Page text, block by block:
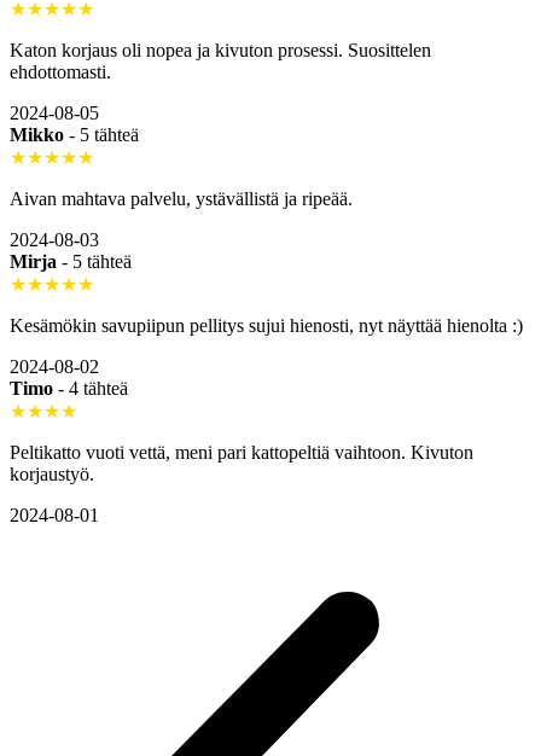
★★★★★
Katon korjaus oli nopea ja kivuton prosessi. Suosittelen
ehdottomasti.
2024-08-05
Mikko - 5 tähteä
★★★★★
Aivan mahtava palvelu, ystävällistä ja ripeää.
2024-08-03
Mirja - 5 tähteä
★★★★★
Kesämökin savupiipun pellitys sujui hienosti, nyt näyttää hienolta :)
2024-08-02
Timo - 4 tähteä
★★★★
Peltikatto vuoti vettä, meni pari kattopeltiä vaihtoon. Kivuton
korjaustyö.
2024-08-01